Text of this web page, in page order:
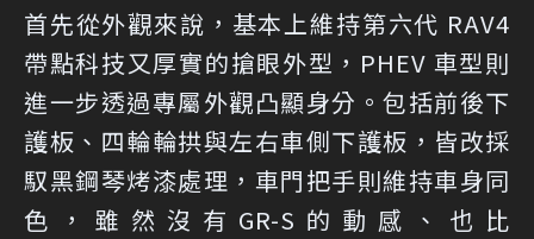
首先從外觀來說，基本上維持第六代 RAV4
帶點科技又厚實的搶眼外型，PHEV 車型則
進一步透過專屬外觀凸顯身分。包括前後下
護板、四輪輪拱與左右車側下護板，皆改採
馭黑鋼琴烤漆處理，車門把手則維持車身同
色，雖然沒有GR-S的動感、也比